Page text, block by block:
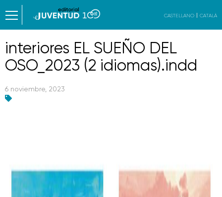
CASTELLANO CATALÀ
interiores EL SUEÑO DEL
OSO_2023 (2 idiomas).indd
6 noviembre, 2023